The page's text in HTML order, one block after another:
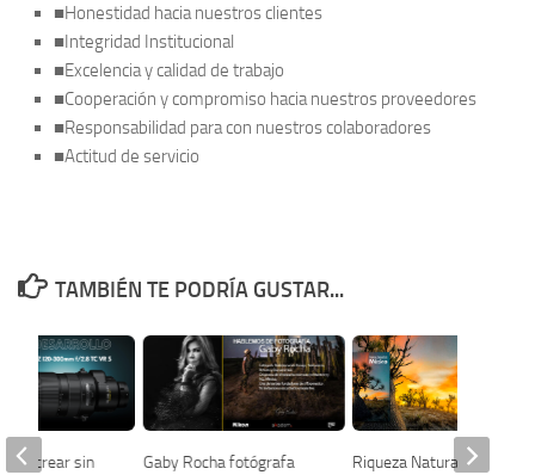
■Honestidad hacia nuestros clientes
■Integridad Institucional
■Excelencia y calidad de trabajo
■Cooperación y compromiso hacia nuestros proveedores
■Responsabilidad para con nuestros colaboradores
■Actitud de servicio
TAMBIÉN TE PODRÍA GUSTAR...
Gaby Rocha fotógrafa
Riqueza Natural de
crear sin